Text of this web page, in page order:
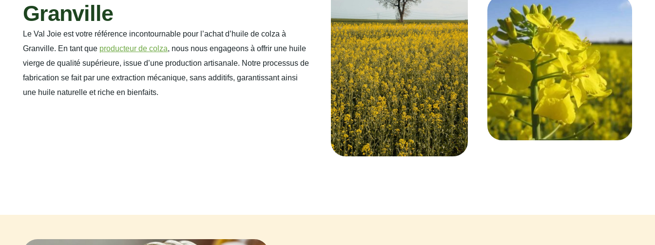
Granville
Le Val Joie est votre référence incontournable pour l’achat d’huile de colza à
Granville. En tant que producteur de colza, nous nous engageons à offrir une huile
vierge de qualité supérieure, issue d’une production artisanale. Notre processus de
fabrication se fait par une extraction mécanique, sans additifs, garantissant ainsi
une huile naturelle et riche en bienfaits.